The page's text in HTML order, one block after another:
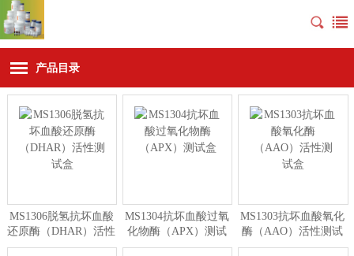
产品目录
MS1306脱氢抗坏血酸
还原酶（DHAR）活性
测试盒
MS1304抗坏血酸过氧
化物酶（APX）测试
盒
MS1303抗坏血酸氧化
酶（AAO）活性测试
盒